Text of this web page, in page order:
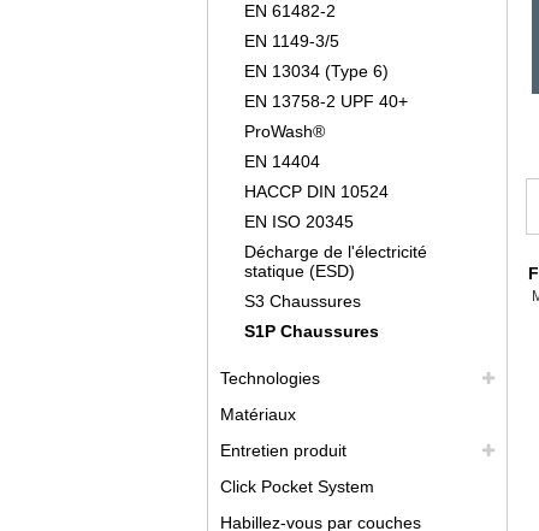
EN 61482-2
EN 1149-3/5
EN 13034 (Type 6)
EN 13758-2 UPF 40+
ProWash®
EN 14404
HACCP DIN 10524
EN ISO 20345
Décharge de l'électricité
statique (ESD)
S3 Chaussures
S1P Chaussures
Technologies
Matériaux
Entretien produit
Click Pocket System
Habillez-vous par couches